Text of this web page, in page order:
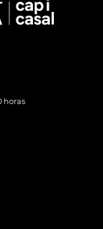
horas